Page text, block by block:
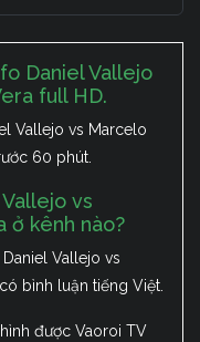
Daniel Vallejo
full HD.
Vallejo vs Marcelo
60 phút.
vs
ở kênh nào?
Vallejo vs
bình luận tiếng Việt.
được Vaoroi TV